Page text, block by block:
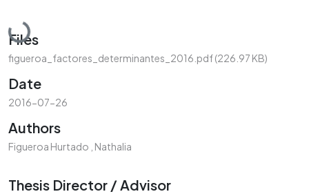
Loading...
Files
figueroa_factores_determinantes_2016.pdf(226.97 KB)
Date
2016-07-26
Authors
Figueroa Hurtado , Nathalia
Thesis Director / Advisor